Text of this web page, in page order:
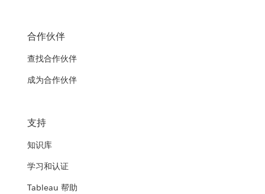
合作伙伴
查找合作伙伴
成为合作伙伴
支持
知识库
学习和认证
Tableau 帮助